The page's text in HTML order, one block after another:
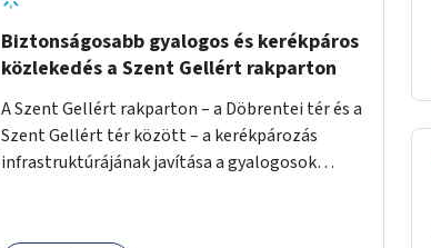
Biztonságosabb gyalogos és kerékpáros
közlekedés a Szent Gellért rakparton
A Szent Gellért rakparton – a Döbrentei tér és a
Szent Gellért tér között – a kerékpározás
infrastruktúrájának javítása a gyalogosok